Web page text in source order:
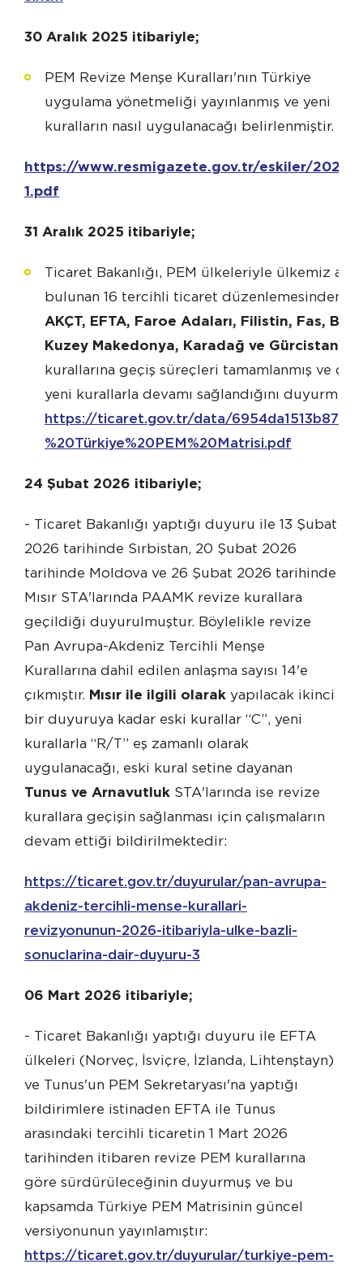
30 Aralık 2025 itibariyle;
PEM Revize Menşe Kuralları'nın Türkiye
uygulama yönetmeliği yayınlanmış ve yeni
kuralların nasıl uygulanacağı belirlenmiştir.
https://www.resmigazete.gov.tr/eskiler/2025/
1.pdf
31 Aralık 2025 itibariyle;
Ticaret Bakanlığı, PEM ülkeleriyle ülkemiz
bulunan 16 tercihli ticaret düzenlemesinden
AKÇT, EFTA, Faroe Adaları, Filistin, Fas,
Kuzey Makedonya, Karadağ ve Gürcistan
kurallarına geçiş süreçleri tamamlanmış ve
yeni kurallarla devamı sağlandığını
https://ticaret.gov.tr/data/
%20Türkiye%20PEM%20Matrisi.pdf
24 Şubat 2026 itibariyle;
- Ticaret Bakanlığı yaptığı duyuru ile 13 Şubat
2026 tarihinde Sırbistan, 20 Şubat 2026
tarihinde Moldova ve 26 Şubat 2026 tarihinde
Mısır STA'larında PAAMK revize kurallara
geçildiği duyurulmuştur. Böylelikle revize
Pan Avrupa-Akdeniz Tercihli Menşe
Kurallarına dahil edilen anlaşma sayısı 14'e
çıkmıştır. Mısır ile ilgili olarak yapılacak ikinci
bir duyuruya kadar eski kurallar “C”, yeni
kurallarla “R/T” eş zamanlı olarak
uygulanacağı, eski kural setine dayanan
Tunus ve Arnavutluk STA'larında ise revize
kurallara geçişin sağlanması için çalışmaların
devam ettiği bildirilmektedir:
https://ticaret.gov.tr/duyurular/pan-avrupa-
akdeniz-tercihli-mense-kurallari-
revizyonunun-2026-itibariyla-ulke-bazli-
sonuclarina-dair-duyuru-3
06 Mart 2026 itibariyle;
- Ticaret Bakanlığı yaptığı duyuru ile EFTA
ülkeleri (Norveç, İsviçre, İzlanda, Lihtenştayn)
ve Tunus'un PEM Sekretaryası'na yaptığı
bildirimlere istinaden EFTA ile Tunus
arasındaki tercihli ticaretin 1 Mart 2026
tarihinden itibaren revize PEM kurallarına
göre sürdürüleceğinin duyurmuş ve bu
kapsamda Türkiye PEM Matrisinin güncel
versiyonunun yayınlamıştır:
https://ticaret.gov.tr/duyurular/turkiye-pem-